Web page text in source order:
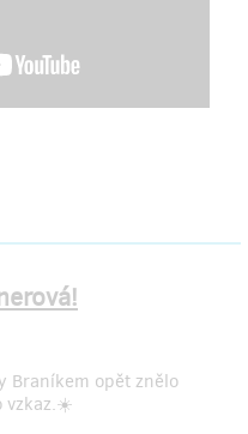
Braníkem opět znělo
vzkaz.☀️